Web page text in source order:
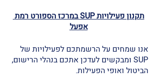
תקנון פעילויות SUP במרכז הספורט רמת
אפעל
אנו שמחים על הרשמתכם לפעילויות של
SUP ומבקשים לעדכן אתכם בנהלי הרישום,
הביטול ואופי הפעילות.